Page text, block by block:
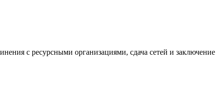
с ресурсными организациями, сдача сетей и заключение